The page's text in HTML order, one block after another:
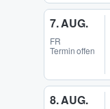
7. AUG.
FR
Termin offen
8. AUG.